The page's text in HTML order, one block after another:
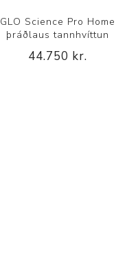
GLO Science Pro Home
þráðlaus tannhvíttun
44.750 kr.